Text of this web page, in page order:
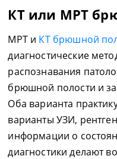
КТ или МРТ
МРТ и КТ брюшной
диагностические
распознавания
брюшной полости и
Оба варианта
варианты УЗИ,
информации о
диагностики делают